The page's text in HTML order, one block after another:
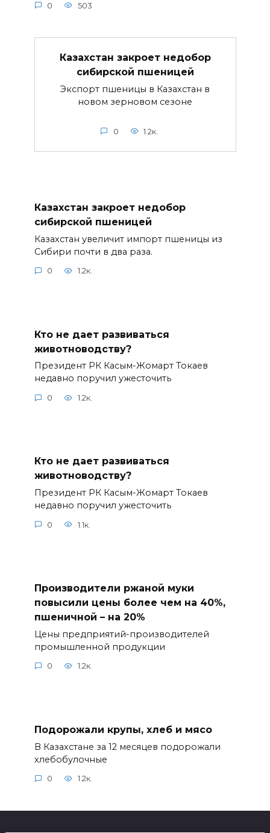
0 503
Казахстан закроет недобор
сибирской пшеницей
Экспорт пшеницы в Казахстан в
новом зерновом сезоне
0 1.2к.
Казахстан закроет недобор
сибирской пшеницей
Казахстан увеличит импорт пшеницы из
Сибири почти в два раза.
0 1.2к.
Кто не дает развиваться
животноводству?
Президент РК Касым-Жомарт Токаев
недавно поручил ужесточить
0 1.2к.
Кто не дает развиваться
животноводству?
Президент РК Касым-Жомарт Токаев
недавно поручил ужесточить
0 1.1к.
Производители ржаной муки
повысили цены более чем на 40%,
пшеничной – на 20%
Цены предприятий-производителей
промышленной продукции
0 1.2к.
Подорожали крупы, хлеб и мясо
В Казахстане за 12 месяцев подорожали
хлебобулочные
0 1.2к.